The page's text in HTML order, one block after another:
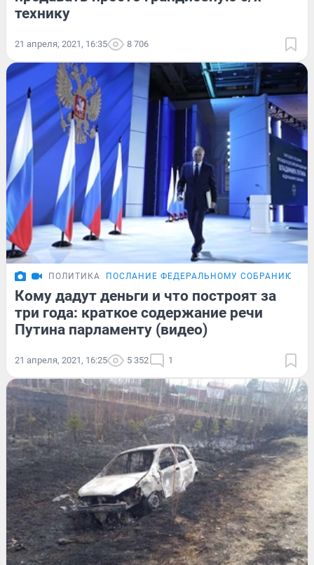
технику
21 апреля, 2021, 16:35 8 706
ПОЛИТИКА ПОСЛАНИЕ ФЕДЕРАЛЬНОМУ СОБРАНИЮ
Кому дадут деньги и что построят за
три года: краткое содержание речи
Путина парламенту (видео)
21 апреля, 2021, 16:25 5 352 1